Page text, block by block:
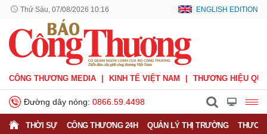
Thứ Sáu, 07/08/2026 10:16 ENGLISH EDITION
CÔNG THƯƠNG MEDIA KINH TẾ VIỆT NAM THƯƠNG HIỆU
Đường dây nóng: 0866.59.4498
THỜI SỰ CÔNG THƯƠNG 24H QUẢN LÝ THỊ TRƯỜNG